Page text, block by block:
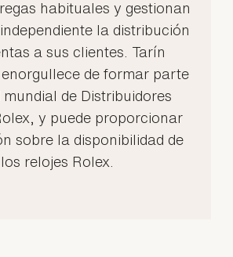
habituales y gestionan
la distribución
a sus clientes. Tarín
de formar parte
mundial de Distribuidores
y puede proporcionar
sobre la disponibilidad de
los relojes Rolex.